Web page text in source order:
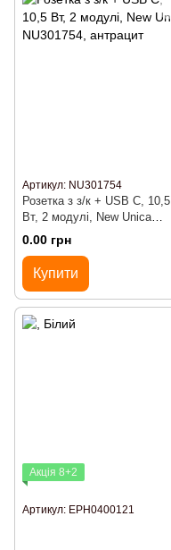
Артикул: NU301754
Розетка з з/к + USB C, 10,5
Вт, 2 модулі, New Unica
NU301754, антрацит
0.00 грн
Купити
Акція 8+2
Артикул: EPH0400121